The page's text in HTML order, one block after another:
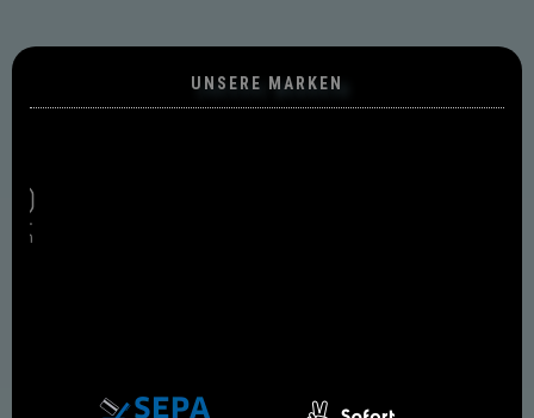
UNSERE MARKEN